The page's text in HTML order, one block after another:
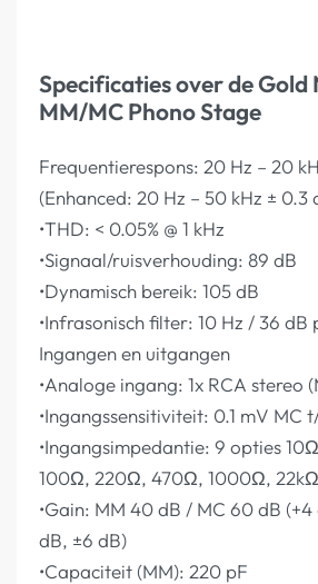
Specificaties over de Gold
MM/MC Phono Stage
Frequentierespons: 20 Hz – 20
(Enhanced: 20 Hz – 50 kHz ± 0.3
•THD: < 0.05% @ 1 kHz
•Signaal/ruisverhouding: 89 dB
•Dynamisch bereik: 105 dB
•Infrasonisch filter: 10 Hz / 36
Ingangen en uitgangen
•Analoge ingang: 1x RCA stereo
•Ingangssensitiviteit: 0.1 mV MC
•Ingangsimpedantie: 9 opties
100Ω, 220Ω, 470Ω, 1000Ω,
•Gain: MM 40 dB / MC 60 dB
dB, ±6 dB)
•Capaciteit (MM): 220 pF